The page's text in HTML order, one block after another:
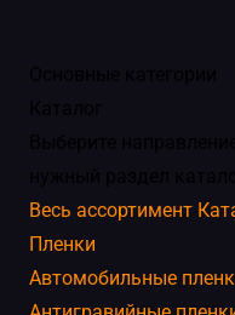
Весь ассортимент
Пленки
Автомобильные